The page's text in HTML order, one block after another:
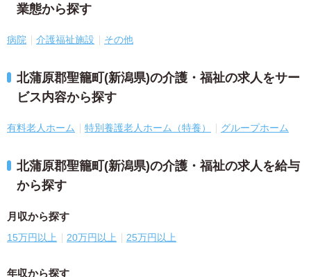
業態から探す
病院 介護福祉施設 その他
北蒲原郡聖籠町(新潟県)の介護・福祉の求人をサー
ビス内容から探す
有料老人ホーム 特別養護老人ホーム（特養） グループホーム
北蒲原郡聖籠町(新潟県)の介護・福祉の求人を給与
から探す
月収から探す
15万円以上 20万円以上 25万円以上
年収から探す